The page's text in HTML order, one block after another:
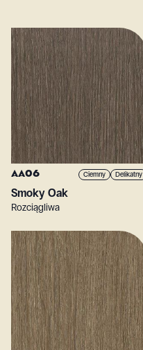
AA06 Ciemny Delikatny
Smoky Oak
Rozciągliwa